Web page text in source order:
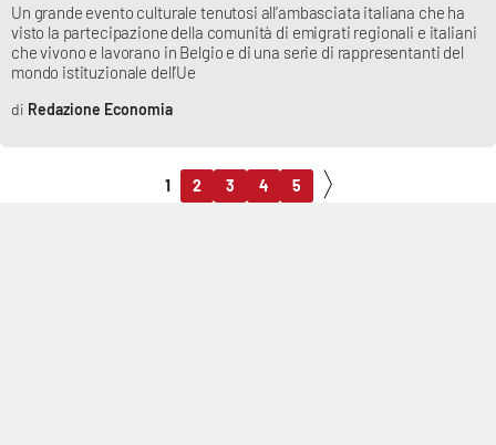
Un grande evento culturale tenutosi all’ambasciata italiana che ha
visto la partecipazione della comunità di emigrati regionali e italiani
che vivono e lavorano in Belgio e di una serie di rappresentanti del
mondo istituzionale dell’Ue
Redazione Economia
1 2 3 4 5